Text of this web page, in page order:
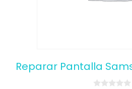
Reparar Pantalla